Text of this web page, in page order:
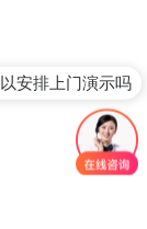
你们是官方代理吗